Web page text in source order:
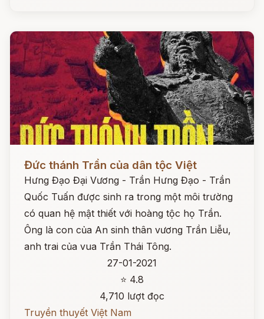
Đức thánh Trần của dân tộc Việt
Hưng Đạo Đại Vương - Trần Hưng Đạo - Trần
Quốc Tuấn được sinh ra trong một môi trường
có quan hệ mật thiết với hoàng tộc họ Trần.
Ông là con của An sinh thân vương Trần Liễu,
anh trai của vua Trần Thái Tông.
27-01-2021
⭐ 4.8
4,710 lượt đọc
Truyền thuyết Việt Nam